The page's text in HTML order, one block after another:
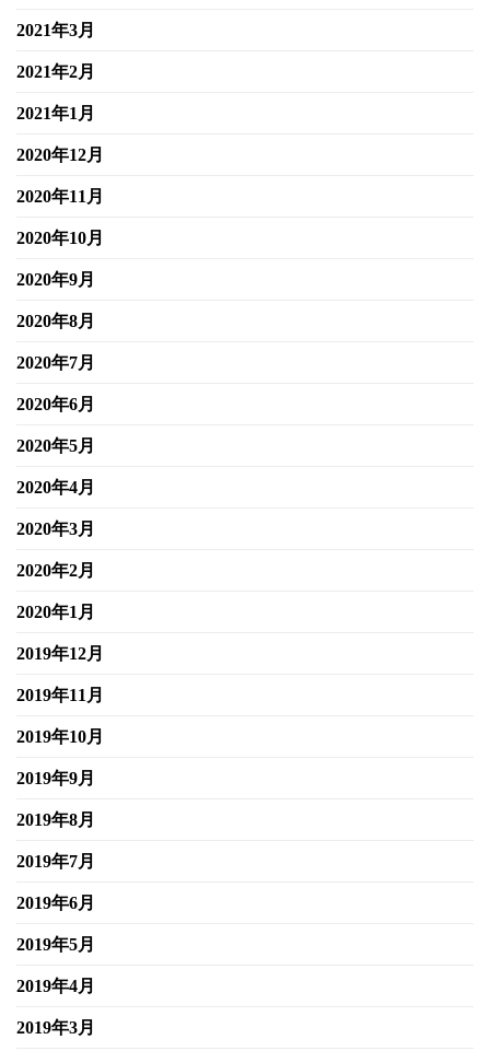
2021年3月
2021年2月
2021年1月
2020年12月
2020年11月
2020年10月
2020年9月
2020年8月
2020年7月
2020年6月
2020年5月
2020年4月
2020年3月
2020年2月
2020年1月
2019年12月
2019年11月
2019年10月
2019年9月
2019年8月
2019年7月
2019年6月
2019年5月
2019年4月
2019年3月